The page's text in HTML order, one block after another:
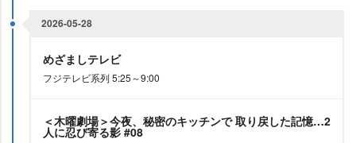
2026-05-28
めざましテレビ
フジテレビ系列 5:25～9:00
＜木曜劇場＞今夜、秘密のキッチンで 取り戻した記憶…2
人に忍び寄る影 #08